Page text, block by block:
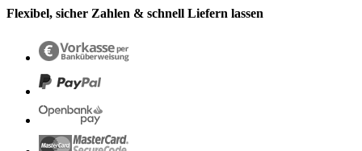
Flexibel, sicher Zahlen & schnell Liefern lassen